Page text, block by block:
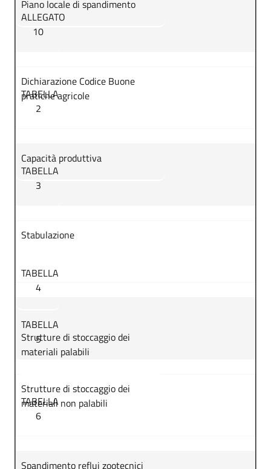
Piano locale di spandimento
ALLEGATO
10
Dichiarazione Codice Buone
pratiche agricole
TABELLA
2
Capacità produttiva
TABELLA
3
Stabulazione
TABELLA
4
Strutture di stoccaggio dei
materiali palabili
TABELLA
5
Strutture di stoccaggio dei
materiali non palabili
TABELLA
6
Spandimento reflui zootecnici